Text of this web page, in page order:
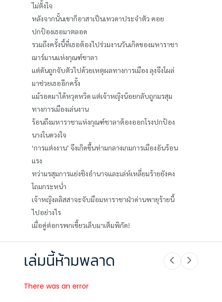
ไม่ตั้งใจ
หลังจากนั้นเขาก็อาสาเป็นเทวดาประจำตัว คอย
ปกป้องเธอมาตลอด
รวมถึงครั้งนี้ที่เธอต้องไปร่วมงานวันเกิดของมหาราชา
ฌาร์มานแห่งกุณฑ์ชาลา
แต่ดันถูกจับตัวไปด้วยเหตุผลทางการเมือง ลุงจึงโผล่
มาช่วยเธออีกครั้ง
แม้รอดมาได้หวุดหวิด แต่เจ้าหญิงน้อยกลับถูกมรสุม
ทางการเมืองเล่นงาน
ร้อนถึงมหาราชาแห่งกุณฑ์ชาลาต้องออกโรงปกป้อง
นางในดวงใจ
‘การแต่งงาน’ จึงเกิดขึ้นท่ามกลางเกมการเมืองอันร้อน
แรง
ทว่ามรสุมการแย่งชิงอำนาจและเล่ห์เหลี่ยมร้ายยังคง
โถมกระหน่ำ
เจ้าหญิงลลิสสาจะจับมือมหาราชาฝ่าด่านพายุร้ายนี้
ไปอย่างไร
เมื่อคู่ต่อกรพกเขี้ยวเล็บมาเต็มพิกัด!
เล่มนี้ห้ามพลาด
There was an error